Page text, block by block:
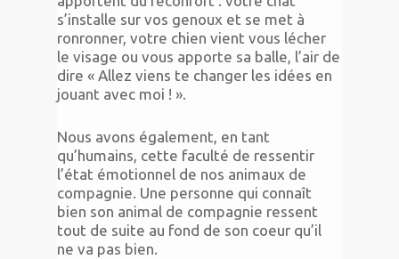
s’installe sur vos genoux et se met à
ronronner, votre chien vient vous lécher
le visage ou vous apporte sa balle, l’air de
dire « Allez viens te changer les idées en
jouant avec moi ! ».
Nous avons également, en tant
qu’humains, cette faculté de ressentir
l’état émotionnel de nos animaux de
compagnie. Une personne qui connaît
bien son animal de compagnie ressent
tout de suite au fond de son coeur qu’il
ne va pas bien.